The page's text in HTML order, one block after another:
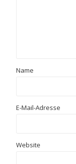
Name
E-Mail-Adresse
Website